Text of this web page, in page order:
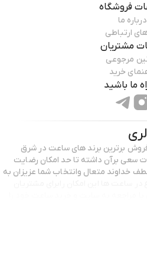
فروشگاه
درباره ما
ارتباطی
مشتریان
مرجوعی
خرید
ما باشید
برترین برند های ساعت در شرق
تهران را آغاز نمود و در طول این مدت سعی برآن داشته تا حد امکان رضایت
خداوند متعال وانتخاب شما عزیزان به